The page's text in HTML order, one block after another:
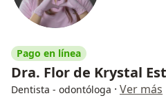
Pago en línea
Dra. Flor de Krystal
Dentista - odontóloga · Ver más